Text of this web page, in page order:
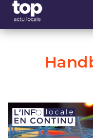
Panneau de gestion